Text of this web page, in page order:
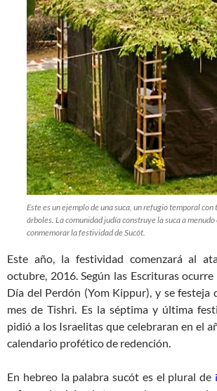
Este es un ejemplo de una suca, un refugio temporal con
árboles. La comunidad judía construye la suca a
conmemorar la festividad de Sucót.
Este año, la festividad comenzará al
octubre, 2016. Según las Escrituras
Día del Perdón (Yom Kippur), y se festeja
mes de Tishri. Es la séptima y última
pidió a los Israelitas que celebraran en el
calendario profético de redención.
En hebreo la palabra sucót es el plural de